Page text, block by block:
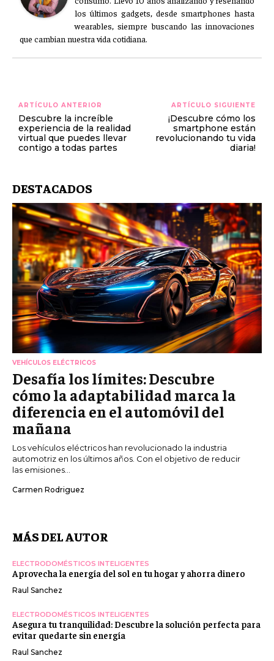
los últimos gadgets, desde smartphones hasta
wearables, siempre buscando las innovaciones
que cambian nuestra vida cotidiana.
ARTÍCULO ANTERIOR
Descubre la increíble
experiencia de la realidad
virtual que puedes llevar
contigo a todas partes
ARTÍCULO SIGUIENTE
¡Descubre cómo los
smartphone están
revolucionando tu vida
diaria!
DESTACADOS
VEHÍCULOS ELÉCTRICOS
Desafía los límites: Descubre
cómo la adaptabilidad marca la
diferencia en el automóvil del
mañana
Los vehículos eléctricos han revolucionado la industria
automotriz en los últimos años. Con el objetivo de reducir
las emisiones...
Carmen Rodriguez
MÁS DEL AUTOR
ELECTRODOMÉSTICOS INTELIGENTES
Aprovecha la energía del sol en tu hogar y ahorra dinero
Raul Sanchez
ELECTRODOMÉSTICOS INTELIGENTES
Asegura tu tranquilidad: Descubre la solución perfecta para
evitar quedarte sin energía
Raul Sanchez